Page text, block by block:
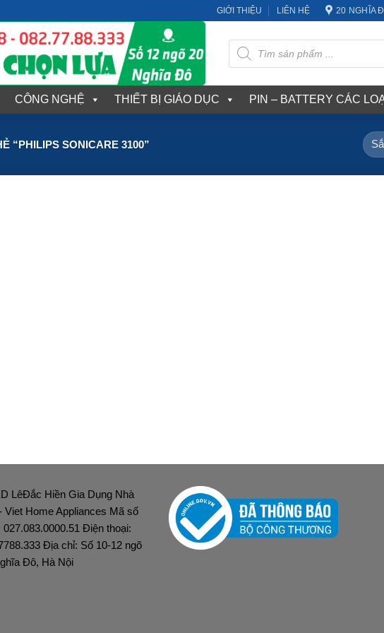
GIỚI THIỆU LIÊN HỆ 20 NGHĨA
Tìm
kiếm
sản
phẩm
CÔNG NGHỆ THIẾT BỊ GIÁO DỤC PIN – BATTERY CÁC
“PHILIPS SONICARE 3100”
LêĐắc Hiền Gia Dụng Nhà
Viet Home Appliances Mã số
027.083.0000.51 Điện thoại:
Địa chỉ: Số 10-12 ngõ
Đô, Hà Nội